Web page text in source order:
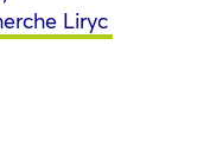
Liryc